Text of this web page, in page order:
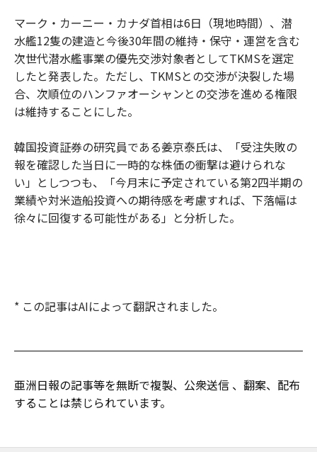
マーク・カーニー・カナダ首相は6日（現地時間）、潜
水艦12隻の建造と今後30年間の維持・保守・運営を含む
次世代潜水艦事業の優先交渉対象者としてTKMSを選定
したと発表した。ただし、TKMSとの交渉が決裂した場
合、次順位のハンファオーシャンとの交渉を進める権限
は維持することにした。
韓国投資証券の研究員である姜京泰氏は、「受注失敗の
報を確認した当日に一時的な株価の衝撃は避けられな
い」としつつも、「今月末に予定されている第2四半期の
業績や対米造船投資への期待感を考慮すれば、下落幅は
徐々に回復する可能性がある」と分析した。
* この記事はAIによって翻訳されました。
亜洲日報の記事等を無断で複製、公衆送信 、翻案、配布
することは禁じられています。